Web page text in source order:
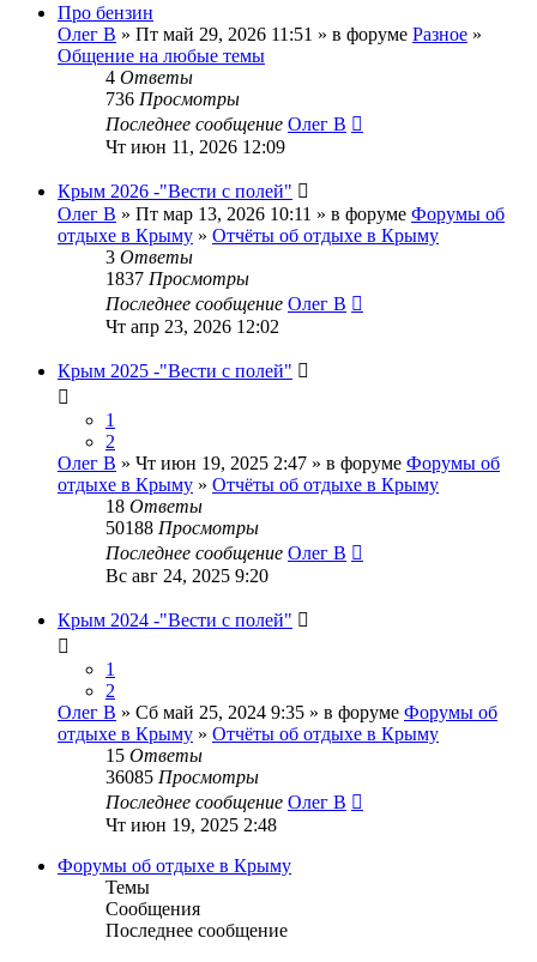
Про бензин
Олег В » Пт май 29, 2026 11:51 » в форуме Разное »
Общение на любые темы
4 Ответы
736 Просмотры
Последнее сообщение Олег В
Чт июн 11, 2026 12:09
Крым 2026 -"Вести с полей"
Олег В » Пт мар 13, 2026 10:11 » в форуме Форумы об
отдыхе в Крыму » Отчёты об отдыхе в Крыму
3 Ответы
1837 Просмотры
Последнее сообщение Олег В
Чт апр 23, 2026 12:02
Крым 2025 -"Вести с полей"
1
2
Олег В » Чт июн 19, 2025 2:47 » в форуме Форумы об
отдыхе в Крыму » Отчёты об отдыхе в Крыму
18 Ответы
50188 Просмотры
Последнее сообщение Олег В
Вс авг 24, 2025 9:20
Крым 2024 -"Вести с полей"
1
2
Олег В » Сб май 25, 2024 9:35 » в форуме Форумы об
отдыхе в Крыму » Отчёты об отдыхе в Крыму
15 Ответы
36085 Просмотры
Последнее сообщение Олег В
Чт июн 19, 2025 2:48
Форумы об отдыхе в Крыму
Темы
Сообщения
Последнее сообщение